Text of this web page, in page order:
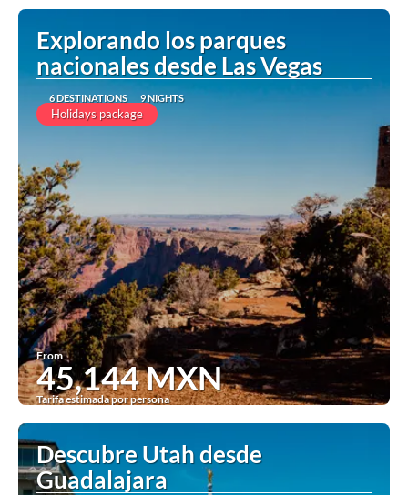
See
Explorando los parques
nacionales desde Las Vegas
6 DESTINATIONS 9 NIGHTS
Holidays package
From
45,144 MXN
Tarifa estimada por persona
See
Descubre Utah desde
Guadalajara